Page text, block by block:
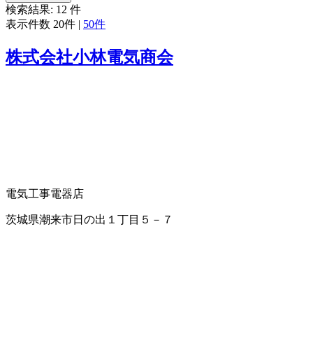
検索結果: 12 件
表示件数 20件 | 50件
株式会社小林電気商会
電気工事電器店
茨城県潮来市日の出１丁目５－７